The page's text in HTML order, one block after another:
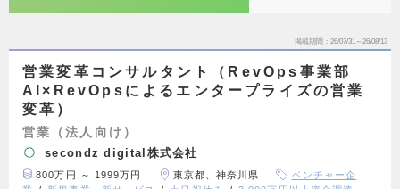
掲載期間 26/07/31～26/08/13
営業変革コンサルタント（RevOps事業部
AI×RevOpsによるエンタープライズの営業
変革）
営業（法人向け）
secondz digital株式会社
800万円 ～ 1999万円 東京都、神奈川県
ベンチャー企